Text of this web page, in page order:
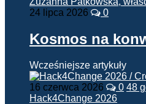
24 lipca 2026 0
Kosmos na
Wcześniejsze artykuły
16 czerwca 2026 0 48
Hack4Change 2026